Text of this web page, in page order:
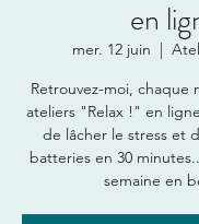
en
mer. 12 juin
  |
Retrouvez-moi, chaque
ateliers "Relax !" en
de lâcher le stress et
batteries en 30
semaine en